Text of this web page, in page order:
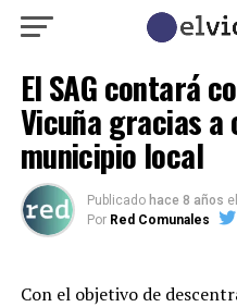
El SAG contará
Vicuña gracias a
municipio local
Publicado hace 8 años el
Por Red Comunales
Con el objetivo de